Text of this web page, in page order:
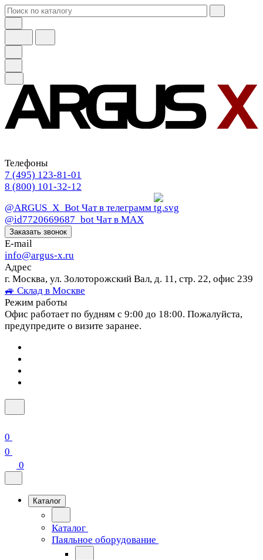
Телефоны
7 (495) 123-81-01
8 (800) 101-32-12
@ARGUS_X_Bot Чат в телеграмм
@id7720669687_bot Чат в МАХ
Заказать звонок
E-mail
info@argus-x.ru
Адрес
г. Москва, ул. Золоторожский Вал, д. 11, стр. 22, офис 239
🚙 Склад в Москве
Режим работы
Офис работает по будням с 9:00 до 18:00. Пожалуйста,
предупредите о визите заранее.
0
0
0
Каталог
Каталог
Паяльное оборудование